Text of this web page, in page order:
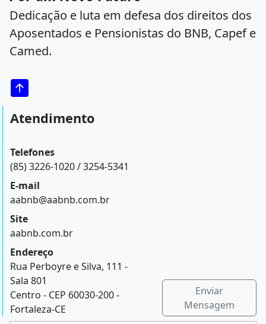
Dedicação e luta em defesa dos direitos dos
Aposentados e Pensionistas do BNB, Capef e
Camed.
Atendimento
Telefones
(85) 3226-1020 / 3254-5341
E-mail
aabnb@aabnb.com.br
Site
aabnb.com.br
Endereço
Rua Perboyre e Silva, 111 -
Sala 801
Centro - CEP 60030-200 -
Fortaleza-CE
Enviar
Mensagem